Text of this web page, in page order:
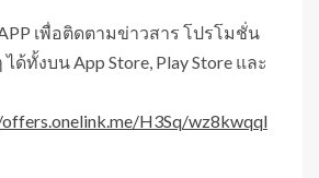
เพื่อติดตามข่าวสาร โปรโมชั่น
ด้ทั้งบน App Store, Play Store และ
H3Sq/wz8kwqql